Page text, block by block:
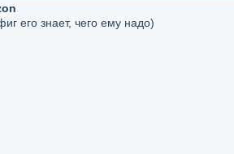
его знает, чего ему надо)